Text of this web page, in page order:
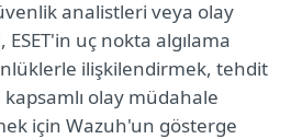
analistleri veya olay
uç nokta algılama
ilişkilendirmek, tehdit
kapsamlı olay müdahale
için Wazuh'un gösterge